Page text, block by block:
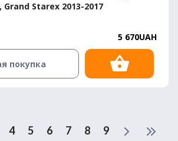
Starex 2013-2017
5 670UAH
покупка
4 5 6 7 8 9